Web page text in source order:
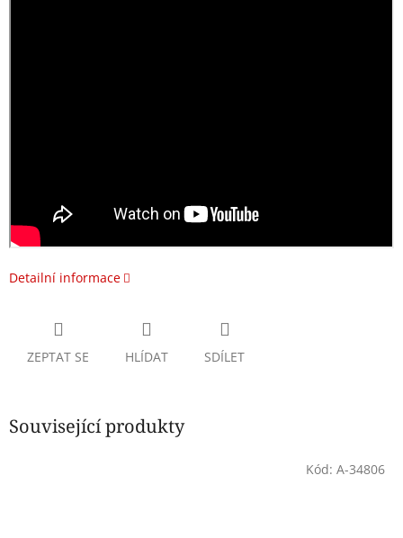
Detailní informace
ZEPTAT SE HLÍDAT SDÍLET
Související produkty
Kód: A-34806